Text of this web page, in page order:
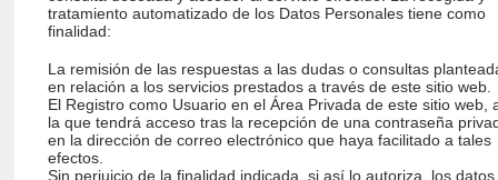
tratamiento automatizado de los Datos Personales tiene como
finalidad:
La remisión de las respuestas a las dudas o consultas
en relación a los servicios prestados a través de este sitio web.
El Registro como Usuario en el Área Privada de este sitio web,
la que tendrá acceso tras la recepción de una contraseña
en la dirección de correo electrónico que haya facilitado a tales
efectos.
Sin perjuicio de la finalidad indicada, si así lo autoriza, los datos